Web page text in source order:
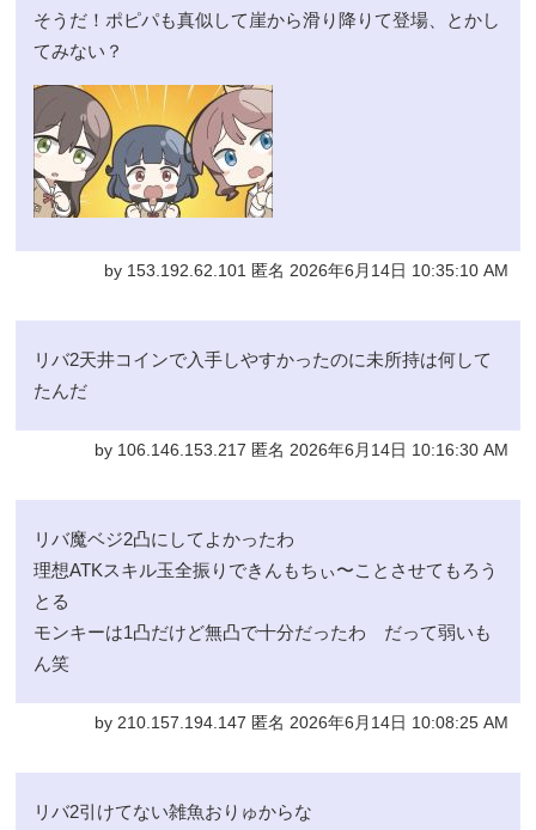
そうだ！ポピパも真似して崖から滑り降りて登場、とかし
てみない？
by 153.192.62.101 匿名 2026年6月14日 10:35:10 AM
リバ2天井コインで入手しやすかったのに未所持は何して
たんだ
by 106.146.153.217 匿名 2026年6月14日 10:16:30 AM
リバ魔ベジ2凸にしてよかったわ
理想ATKスキル玉全振りできんもちぃ〜ことさせてもろう
とる
モンキーは1凸だけど無凸で十分だったわ だって弱いも
ん笑
by 210.157.194.147 匿名 2026年6月14日 10:08:25 AM
リバ2引けてない雑魚おりゅからな